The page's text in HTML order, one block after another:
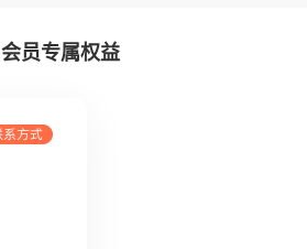
会员专属权益